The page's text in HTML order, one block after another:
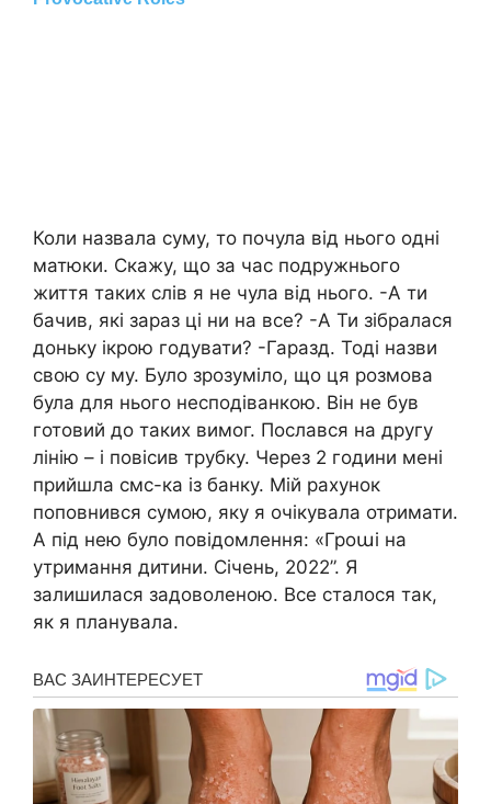
Коли назвала суму, то почула від нього одні
матюки. Скажу, що за час подружнього
життя таких слів я не чула від нього. -А ти
бачив, які зараз ці ни на все? -А Ти зібралася
доньку ікрою годувати? -Гаразд. Тоді назви
свою су му. Було зрозуміло, що ця розмова
була для нього несподіванкою. Він не був
готовий до таких вимог. Послався на другу
лінію – і повісив трубку. Через 2 години мені
прийшла смс-ка із банку. Мій рахунок
поповнився сумою, яку я очікувала отримати.
А під нею було повідомлення: «Гроաі на
утримання дитини. Січень, 2022”. Я
залишилася задоволеною. Все сталося так,
як я планувала.